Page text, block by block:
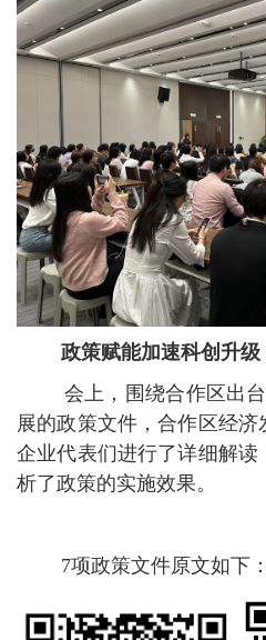
政策赋能加速科创升级
会上，围绕合作区出台
展的政策文件，合作区经
企业代表们进行了详细解
析了政策的实施效果。
7项政策文件原文如下：